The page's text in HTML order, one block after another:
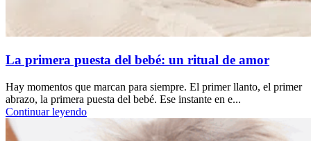
La primera puesta del bebé: un ritual de amor
Hay momentos que marcan para siempre. El primer llanto, el primer
abrazo, la primera puesta del bebé. Ese instante en e...
Continuar leyendo